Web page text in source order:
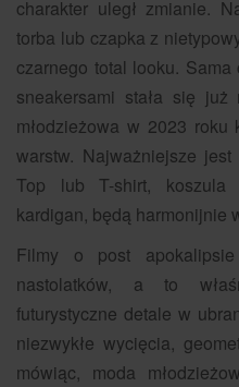
charakter uległ zmianie.
torba lub czapka z
czarnego total looku.
sneakersami stała się już
młodzieżowa w 2023 roku
warstw. Najważniejsze
Top lub T-shirt, koszula
kardigan, będą harmonijnie
Filmy o post
nastolatków, a to
futurystyczne detale w
niezwykłe wycięcia,
mówiąc, moda